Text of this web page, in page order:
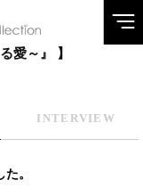
愛～』 】
INTERVIEW
。